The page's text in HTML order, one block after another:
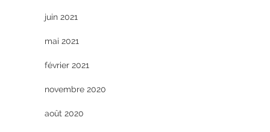
juin 2021
mai 2021
février 2021
novembre 2020
août 2020